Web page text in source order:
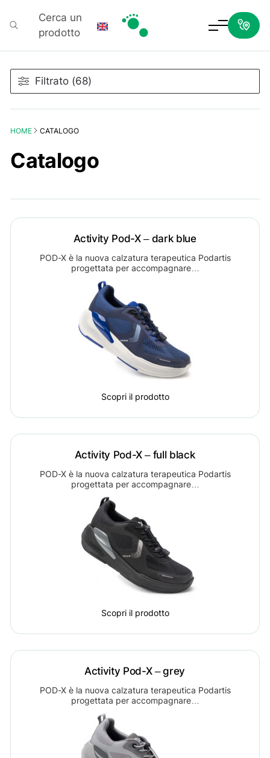
Cerca un
prodotto
HOME CATALOGO
Catalogo
Activity Pod-X – dark blue
POD-X è la nuova calzatura terapeutica Podartis
progettata per accompagnare…
Scopri il prodotto
Activity Pod-X – full black
POD-X è la nuova calzatura terapeutica Podartis
progettata per accompagnare…
Scopri il prodotto
Activity Pod-X – grey
POD-X è la nuova calzatura terapeutica Podartis
progettata per accompagnare…
Filtrato (68)